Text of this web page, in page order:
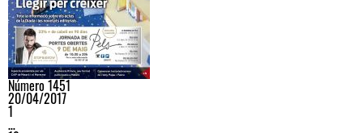
Número 1451
20/04/2017
1
…